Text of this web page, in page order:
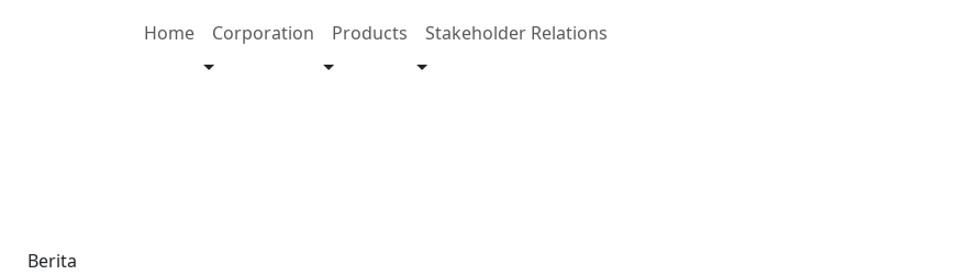
Home Corporation Products Stakeholder Relations
Berita